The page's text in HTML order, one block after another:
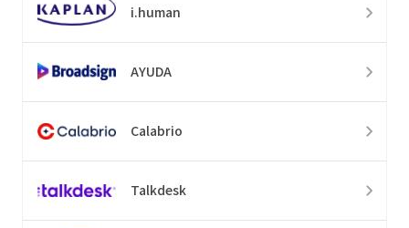
i.human
AYUDA
Calabrio
Talkdesk